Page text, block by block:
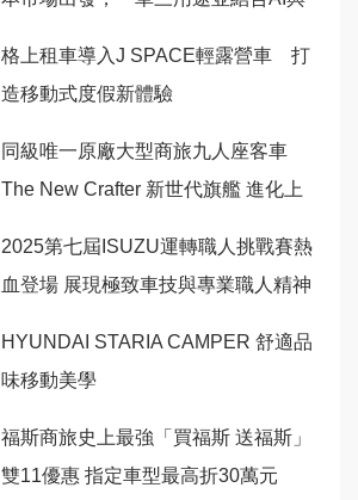
格上租車導入J SPACE輕露營車 打
造移動式度假新體驗
同級唯一原廠大型商旅九人座客車
The New Crafter 新世代旗艦 進化上
2025第七屆ISUZU運轉職人挑戰賽熱
血登場 展現極致車技與專業職人精神
HYUNDAI STARIA CAMPER 舒適品
味移動美學
福斯商旅史上最強「買福斯 送福斯」
雙11優惠 指定車型最高折30萬元